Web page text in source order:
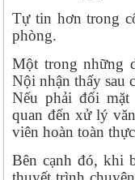
Tự tin hơn trong
phòng.
Một trong những
Nội nhận thấy sau
Nếu phải đối
quan đến xử lý
viên hoàn toàn
Bên cạnh đó, khi